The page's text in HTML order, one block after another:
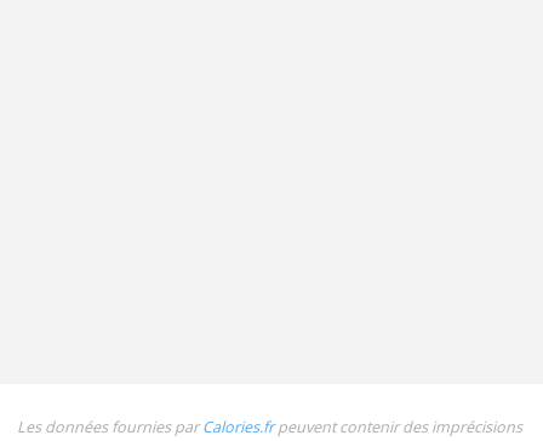
Les données fournies parCalories.frpeuvent contenir des imprécisions